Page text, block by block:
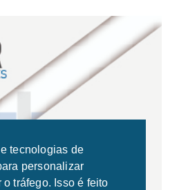
tecnologias de
personalizar
tráfego. Isso é feito